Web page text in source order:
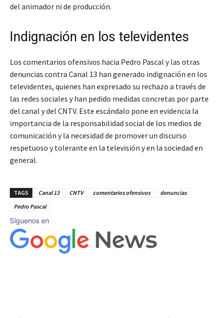
del animador ni de producción.
Indignación en los televidentes
Los comentarios ofensivos hacia Pedro Pascal y las otras
denuncias contra Canal 13 han generado indignación en los
televidentes, quienes han expresado su rechazo a través de
las redes sociales y han pedido medidas concretas por parte
del canal y del CNTV. Este escándalo pone en evidencia la
importancia de la responsabilidad social de los medios de
comunicación y la necesidad de promover un discurso
respetuoso y tolerante en la televisión y en la sociedad en
general.
TAGS Canal 13 CNTV comentarios ofensivos
denuncias
Pedro Pascal
Síguenos en